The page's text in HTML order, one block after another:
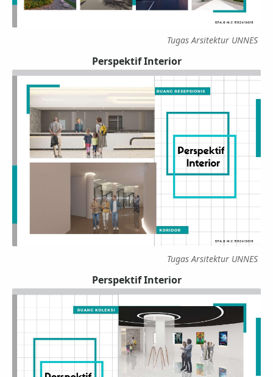
Tugas Arsitektur UNNES
Perspektif Interior
Tugas Arsitektur UNNES
Perspektif Interior